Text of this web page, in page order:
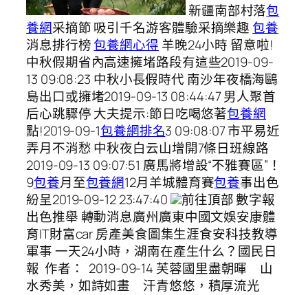
新疆南部村落包
養網采摘節 吸引千名游客體驗采摘樂趣包養
消息排行榜包養網心得 羊晚24小時 留意啦!
中秋假期省內高速擁堵路段有這些2019-09-
13 09:08:23 中秋小長假時代 南沙年夜橋海鷗
島出口或擁堵2019-09-13 08:44:47 男人聚首
后心跳驟停 大夫提示:節日吃喝悠著包養網
點!2019-09-1包養網排名3 09:08:07 市平易近
弄月不消愁 中秋夜白云山增開7條日班線路
2019-09-13 09:07:51 廣馬將增設“不雅賽區”！
9包養月至包養網12月羊城體育賽包養事出色
紛呈2019-09-12 23:47:40
前往頂部 數字報
出色推舉 轉動消息廣州廣東中國文娛安康體
育IT財富car 房產美食圖集生涯食安科技教導
軍事 一天24小時，湖南在產生什么？國民日
報 作者： 2019-09-14 芙蓉國里盡朝暉 山
水秀美，如詩如畫 汗青悠悠，積厚流光